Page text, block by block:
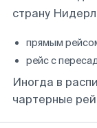
страну
прямым
рейс с
Иногда в
чартерные